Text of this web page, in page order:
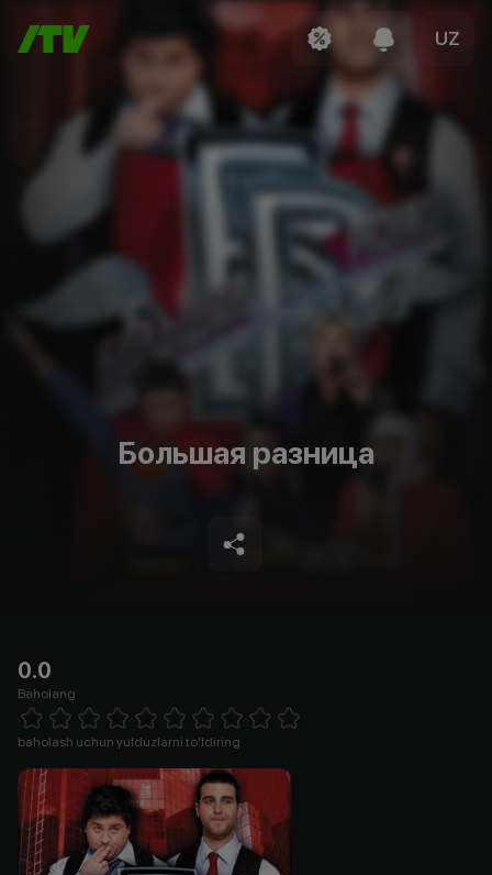
UZ
Большая разница
0.0
Baholang
1 Star 2 Stars 3 Stars 4 Stars5 Stars 6 Stars7 Stars8 Stars
baholash uchun yulduzlarni to'ldiring